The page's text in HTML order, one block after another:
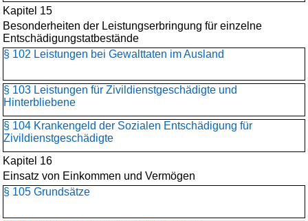
Kapitel 15
Besonderheiten der Leistungserbringung für einzelne
Entschädigungstatbestände
§ 102 Leistungen bei Gewalttaten im Ausland
§ 103 Leistungen für Zivildienstgeschädigte und
Hinterbliebene
§ 104 Krankengeld der Sozialen Entschädigung für
Zivildienstgeschädigte
Kapitel 16
Einsatz von Einkommen und Vermögen
§ 105 Grundsätze